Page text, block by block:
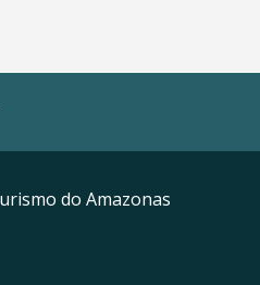
do Amazonas